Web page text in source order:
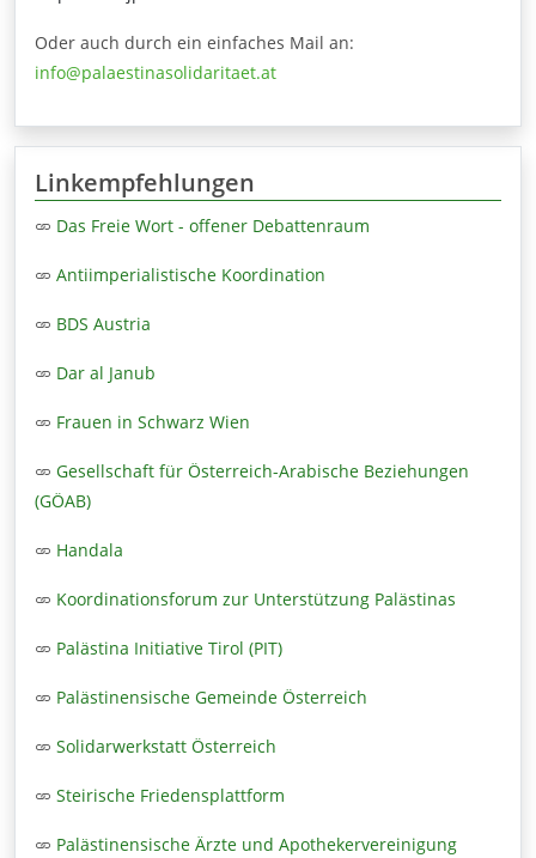
Oder auch durch ein einfaches Mail an:
info@palaestinasolidaritaet.at
Linkempfehlungen
Das Freie Wort - offener Debattenraum
Antiimperialistische Koordination
BDS Austria
Dar al Janub
Frauen in Schwarz Wien
Gesellschaft für Österreich-Arabische Beziehungen
(GÖAB)
Handala
Koordinationsforum zur Unterstützung Palästinas
Palästina Initiative Tirol (PIT)
Palästinensische Gemeinde Österreich
Solidarwerkstatt Österreich
Steirische Friedensplattform
Palästinensische Ärzte und Apothekervereinigung